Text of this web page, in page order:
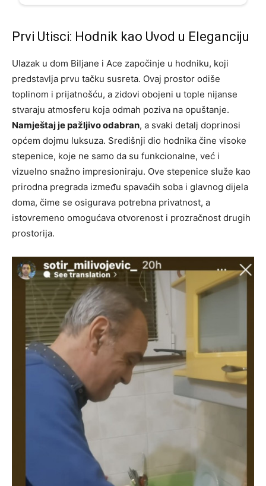
Prvi Utisci: Hodnik kao Uvod u Eleganciju
Ulazak u dom Biljane i Ace započinje u hodniku, koji
predstavlja prvu tačku susreta. Ovaj prostor odiše
toplinom i prijatnošću, a zidovi obojeni u tople nijanse
stvaraju atmosferu koja odmah poziva na opuštanje.
Namještaj je pažljivo odabran, a svaki detalj doprinosi
općem dojmu luksuza. Središnji dio hodnika čine visoke
stepenice, koje ne samo da su funkcionalne, već i
vizuelno snažno impresioniraju. Ove stepenice služe kao
prirodna pregrada između spavaćih soba i glavnog dijela
doma, čime se osigurava potrebna privatnost, a
istovremeno omogućava otvorenost i prozračnost drugih
prostorija.